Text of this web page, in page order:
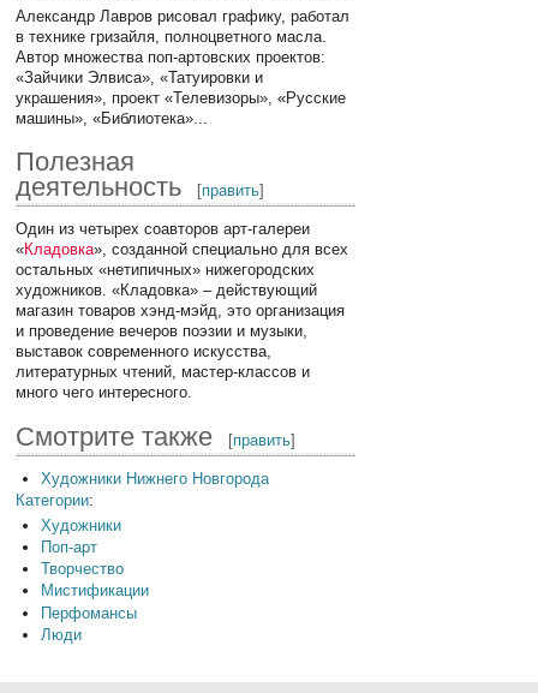
Александр Лавров рисовал графику, работал
в технике гризайля, полноцветного масла.
Автор множества поп-артовских проектов:
«Зайчики Элвиса», «Татуировки и
украшения», проект «Телевизоры», «Русские
машины», «Библиотека»...
Полезная
деятельность
[править]
Один из четырех соавторов арт-галереи
«Кладовка», созданной специально для всех
остальных «нетипичных» нижегородских
художников. «Кладовка» – действующий
магазин товаров хэнд-мэйд, это организация
и проведение вечеров поэзии и музыки,
выставок современного искусства,
литературных чтений, мастер-классов и
много чего интересного.
Смотрите также [править]
Художники Нижнего Новгорода
Категории:
Художники
Поп-арт
Творчество
Мистификации
Перфомансы
Люди